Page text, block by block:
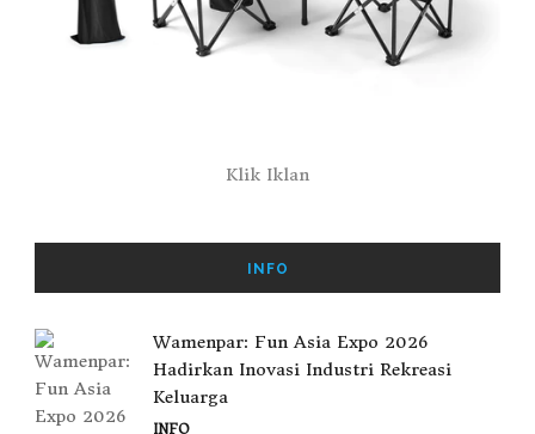
Klik Iklan
INFO
Wamenpar: Fun Asia Expo 2026
Hadirkan Inovasi Industri Rekreasi
Keluarga
INFO